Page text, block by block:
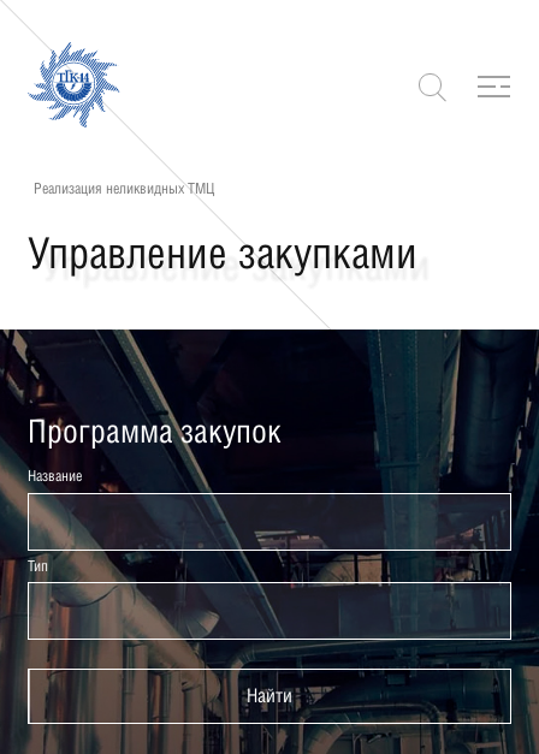
Реализация неликвидных ТМЦ
Управление закупками
Программа закупок
Название
Тип
Найти